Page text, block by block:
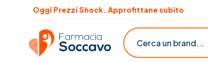
Salta al contenuto
Oggi Prezzi Shock. Approfittane subito
Cerca